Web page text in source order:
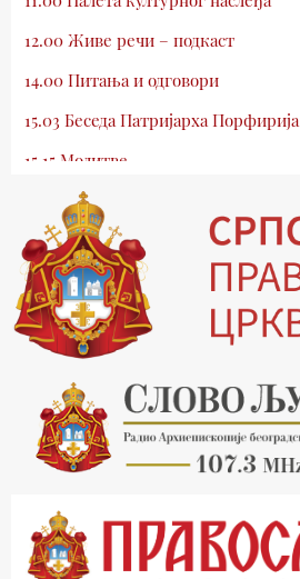
12.00 Живе речи – подкаст
14.00 Питања и одговори
15.03 Беседа Патријарха Порфирија
15.15 Молитве
15.30 Млади у Цркви
16.03 Српски јерарси
16.30 Хроника Архиепископије
17.03 Фолклор магазин
17.30 Тврђаве Дунава
18.03 Кроз историју Београда
18.30 Врлинослов
19.40 Вечерње молитве
20.00 Вести из Цркве
20.15 Реч Архијереја